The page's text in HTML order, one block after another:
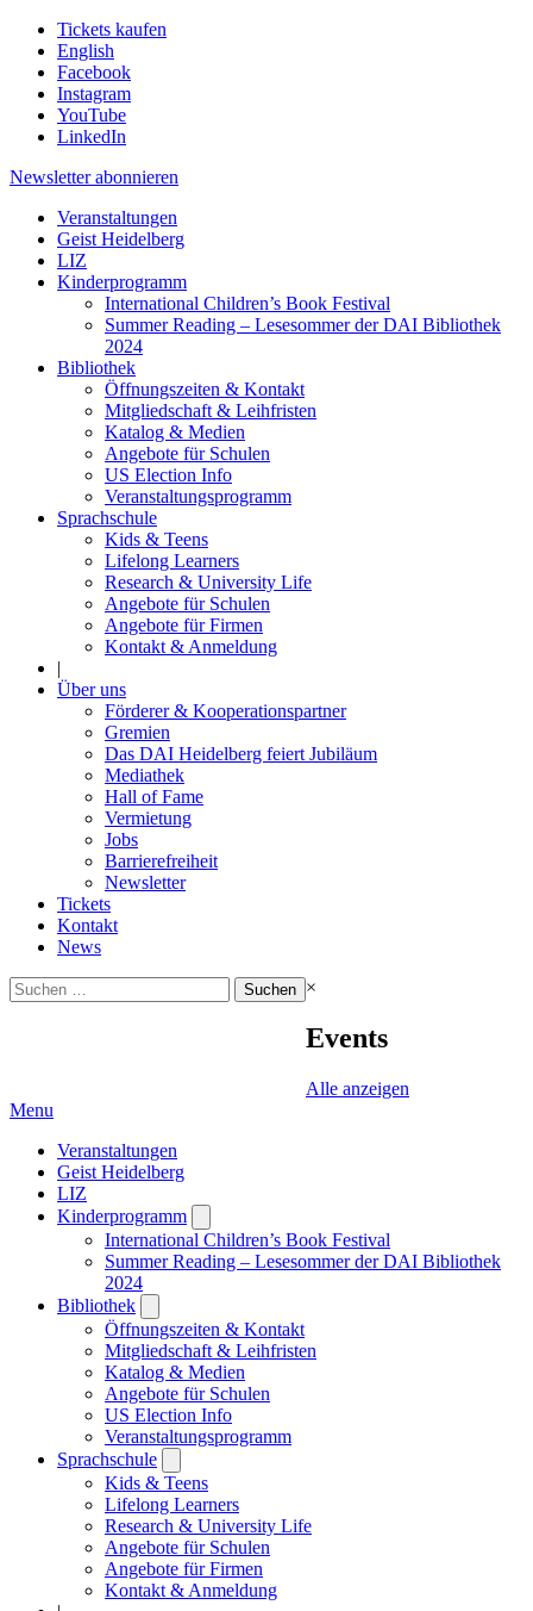
Tickets kaufen
English
Facebook
Instagram
YouTube
LinkedIn
Newsletter abonnieren
Veranstaltungen
Geist Heidelberg
LIZ
Kinderprogramm
International Children’s Book Festival
Summer Reading – Lesesommer der DAI Bibliothek
2024
Bibliothek
Öffnungszeiten & Kontakt
Mitgliedschaft & Leihfristen
Katalog & Medien
Angebote für Schulen
US Election Info
Veranstaltungsprogramm
Sprachschule
Kids & Teens
Lifelong Learners
Research & University Life
Angebote für Schulen
Angebote für Firmen
Kontakt & Anmeldung
|
Über uns
Förderer & Kooperationspartner
Gremien
Das DAI Heidelberg feiert Jubiläum
Mediathek
Hall of Fame
Vermietung
Jobs
Barrierefreiheit
Newsletter
Tickets
Kontakt
News
Suchen
nach:
×
Events
Alle anzeigen
Menu
Veranstaltungen
Geist Heidelberg
LIZ
Kinderprogramm
submenu
International Children’s Book Festival
Summer Reading – Lesesommer der DAI Bibliothek
2024
Bibliothek
submenu
Öffnungszeiten & Kontakt
Mitgliedschaft & Leihfristen
Katalog & Medien
Angebote für Schulen
US Election Info
Veranstaltungsprogramm
Sprachschule
submenu
Kids & Teens
Lifelong Learners
Research & University Life
Angebote für Schulen
Angebote für Firmen
Kontakt & Anmeldung